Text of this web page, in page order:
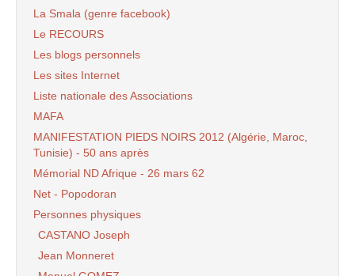
La Smala (genre facebook)
Le RECOURS
Les blogs personnels
Les sites Internet
Liste nationale des Associations
MAFA
MANIFESTATION PIEDS NOIRS 2012 (Algérie, Maroc,
Tunisie) - 50 ans après
Mémorial ND Afrique - 26 mars 62
Net - Popodoran
Personnes physiques
CASTANO Joseph
Jean Monneret